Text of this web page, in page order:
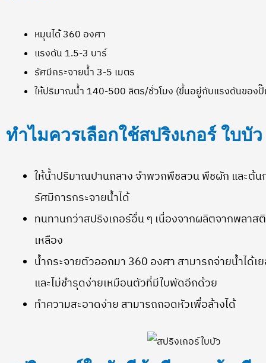
หมุนได้ 360 องศา
แรงดัน 1.5-3 บาร์
รัศมีกระจายน้ำ 3-5 เมตร
ให้ปริมาณน้ำ 140-500 ลิตร/ชั่วโมง (ขึ้นอยู่กับแรงดันของปั๊
ทำไมควรเลือกใช้สปริงเกอร์ ใบบัว
ให้น้ำปริมาณปานกลาง จำพวกพืชสวน พืชผัก และต้น
รัศมีการกระจายน้ำได้
ทนทานกว่าสปริงเกอร์อื่น ๆ เนื่องจากผลิตจากพลา
เหลือง
น้ำกระจายตัวออกมา 360 องศา สามารถจ่ายน้ำได้เ
และไม่ชำรุดง่ายเหมือนตัวที่มีใบพัดอีกด้วย
ทำความสะอาดง่าย สามารถถอดหัวเพื่อล้างได้